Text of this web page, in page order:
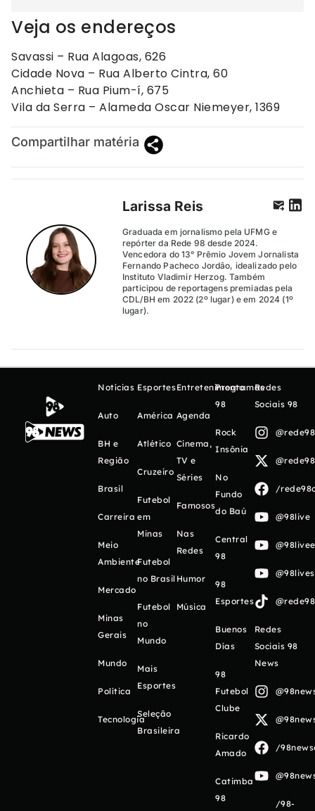
Veja os endereços
Savassi – Rua Alagoas, 626
Cidade Nova – Rua Alberto Cintra, 60
Anchieta – Rua Pium-í, 675
Vila da Serra – Alameda Oscar Niemeyer, 1369
Compartilhar matéria
Larissa Reis
Graduada em jornalismo pela UFMG e
repórter da Rede 98 desde 2024.
Vencedora do 13° Prêmio Jovem Jornalista
Fernando Pacheco Jordão, idealizado pelo
Instituto Vladimir Herzog. Também
participou de reportagens premiadas pela
CDL/BH em 2022 (2º lugar) e em 2024 (1º
lugar).
Notícias
Auto
BH e
Região
Brasil
Carreira
Meio
Ambiente
Mercado
Minas
Gerais
Mundo
Política
Tecnologia
Esportes
América
Atlético
Cruzeiro
Futebol
em
Minas
Futebol
no Brasil
Futebol
no
Mundo
Mais
Esportes
Seleção
Brasileira
Entretenimento
Agenda
Cinema,
TV e
Séries
Famosos
Nas
Redes
Humor
Música
Programas
98
Rock
Insônia
No
Fundo
do Baú
Central
98
98
Esportes
Buenos
Días
98
Futebol
Clube
Ricardo
Amado
Catimba
98
Redes
Sociais 98
/
@98live
Redes
Sociais 98
News
/
/98-